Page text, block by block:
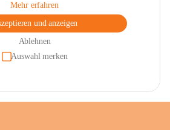
Mehr erfahren
und anzeigen
Ablehnen
Auswahl merken